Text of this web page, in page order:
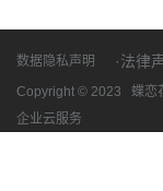
数据隐私声明 ·法律
Copyright © 2023 蝶恋
企业云服务